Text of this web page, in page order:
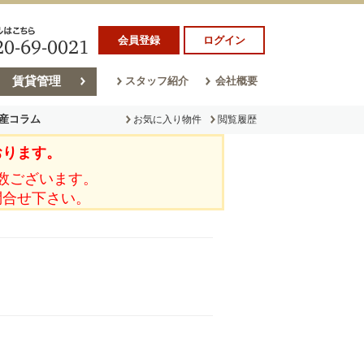
会員登録 ログイン
賃貸管理 スタッフ紹介 会社概要
コラム
ム
お気に入り物件 閲覧履歴
ます。
ざいます。
せ下さい。